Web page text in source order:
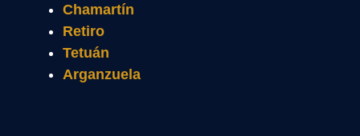
Chamartín
Retiro
Tetuán
Arganzuela